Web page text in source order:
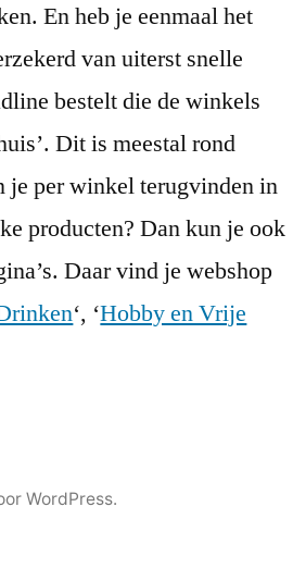
En heb je eenmaal het
van uiterst snelle
bestelt die de winkels
Dit is meestal rond
je per winkel terugvinden in
producten? Dan kun je ook
Daar vind je webshop
‘, ‘Hobby en Vrije
WordPress.